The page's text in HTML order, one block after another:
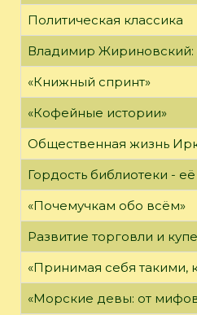
Политическая классика
Владимир Жириновский:
«Книжный спринт»
«Кофейные истории»
Общественная жизнь
Гордость библиотеки -
«Почемучкам обо всём»
Развитие торговли и
«Принимая себя такими,
«Морские девы: от